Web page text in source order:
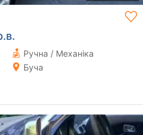
Ручна / Механіка
Буча